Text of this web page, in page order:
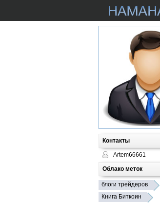
Контакты
Artem66661
Облако меток
блоги трейдеров
Книга Биткоин